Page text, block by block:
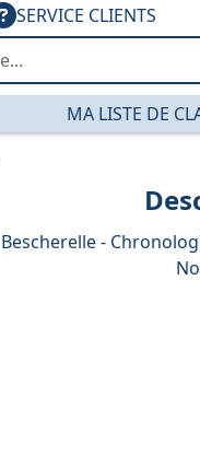
SERVICE CLIENTS
MA LISTE DE
Bescherelle -